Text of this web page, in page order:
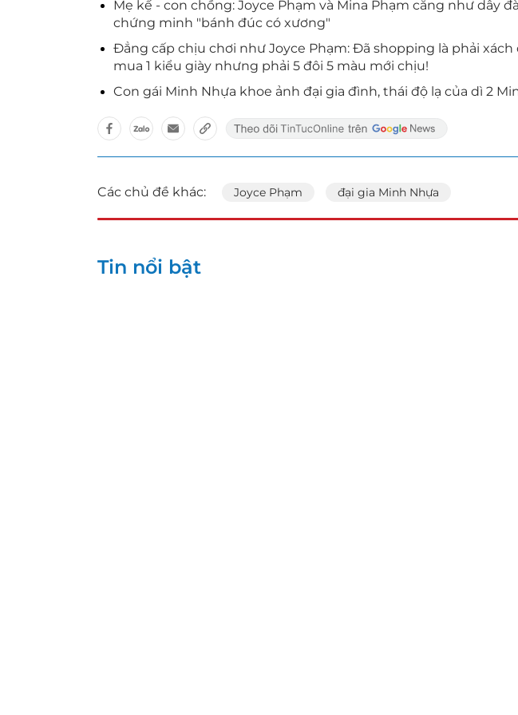
Mẹ kế - con chồng: Joyce Phạm và Mina Phạm căng như dây
chứng minh "bánh đúc có xương"
Đẳng cấp chịu chơi như Joyce Phạm: Đã shopping là phải xách
mua 1 kiểu giày nhưng phải 5 đôi 5 màu mới chịu!
Con gái Minh Nhựa khoe ảnh đại gia đình, thái độ lạ của dì 2
Các chủ đề khác: Joyce Phạm đại gia Minh Nhựa
Tin nổi bật